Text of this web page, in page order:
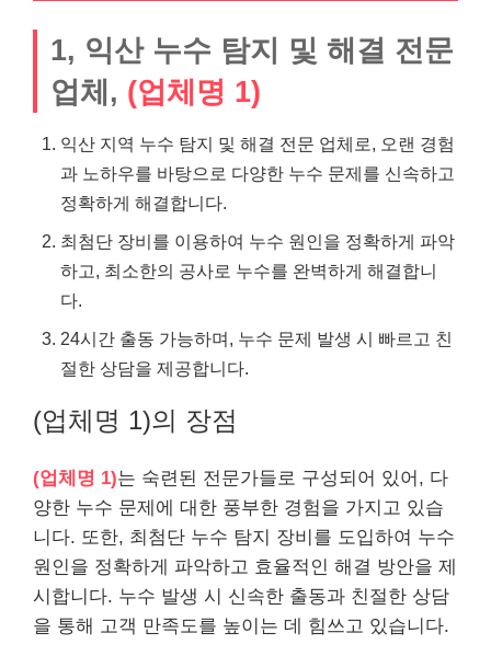
1, 익산 누수 탐지 및 해결 전문
업체, (업체명 1)
익산 지역 누수 탐지 및 해결 전문 업체로, 오랜 경험
과 노하우를 바탕으로 다양한 누수 문제를 신속하고
정확하게 해결합니다.
최첨단 장비를 이용하여 누수 원인을 정확하게 파악
하고, 최소한의 공사로 누수를 완벽하게 해결합니
다.
24시간 출동 가능하며, 누수 문제 발생 시 빠르고 친
절한 상담을 제공합니다.
(업체명 1)의 장점
(업체명 1)는 숙련된 전문가들로 구성되어 있어, 다
양한 누수 문제에 대한 풍부한 경험을 가지고 있습
니다. 또한, 최첨단 누수 탐지 장비를 도입하여 누수
원인을 정확하게 파악하고 효율적인 해결 방안을 제
시합니다. 누수 발생 시 신속한 출동과 친절한 상담
을 통해 고객 만족도를 높이는 데 힘쓰고 있습니다.